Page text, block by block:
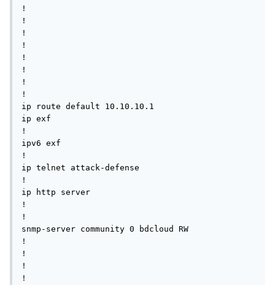
!
!
!
!
!
!
!
!
ip route default 10.10.10.1
ip exf
!
ipv6 exf
!
ip telnet attack-defense
!
ip http server
!
!
snmp-server community 0 bdcloud RW
!
!
!
!